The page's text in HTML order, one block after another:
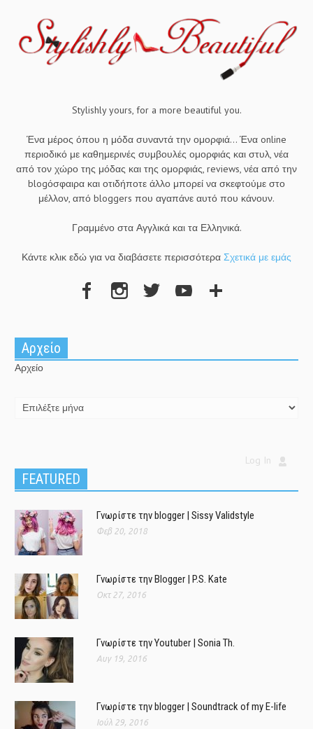
Stylishly yours, for a more beautiful you.
Ένα μέρος όπου η μόδα συναντά την ομορφιά... Ένα online
περιοδικό με καθημερινές συμβουλές ομορφιάς και στυλ, νέα
από τον χώρο της μόδας και της ομορφιάς, reviews, νέα από την
blogόσφαιρα και οτιδήποτε άλλο μπορεί να σκεφτούμε στο
μέλλον, από bloggers που αγαπάνε αυτό που κάνουν.
Γραμμένο στα Αγγλικά και τα Ελληνικά.
Κάντε κλικ εδώ για να διαβάσετε περισσότερα Σχετικά με εμάς
Αρχείο
Αρχείο
Log In
FEATURED
Γνωρίστε την blogger | Sissy Validstyle
Φεβ 20, 2018
Γνωρίστε την Blogger | P.S. Kate
Οκτ 27, 2016
Γνωρίστε την Youtuber | Sonia Th.
Αυγ 19, 2016
Γνωρίστε την blogger | Soundtrack of my E-life
Ιούλ 29, 2016